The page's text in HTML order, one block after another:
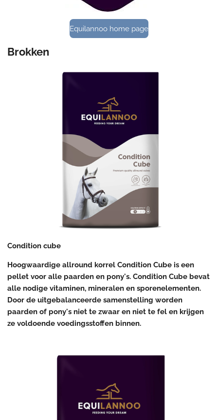
Equilannoo home page
Brokken
Condition cube
Hoogwaardige allround korrel Condition Cube is een
pellet voor alle paarden en pony's. Condition Cube bevat
alle nodige vitaminen, mineralen en sporenelementen.
Door de uitgebalanceerde samenstelling worden
paarden of pony's niet te zwaar en niet te fel en krijgen
ze voldoende voedingsstoffen binnen.